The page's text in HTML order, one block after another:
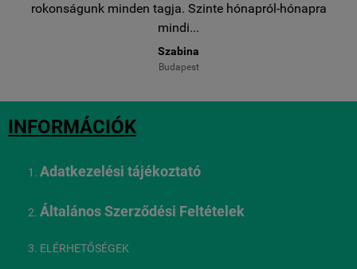
rokonságunk minden tagja. Szinte hónapról-hónapra
mindi...
Szabina
Budapest
INFORMÁCIÓK
Adatkezelési tájékoztató
Általános Szerződési Feltételek
ELÉRHETŐSÉGEK